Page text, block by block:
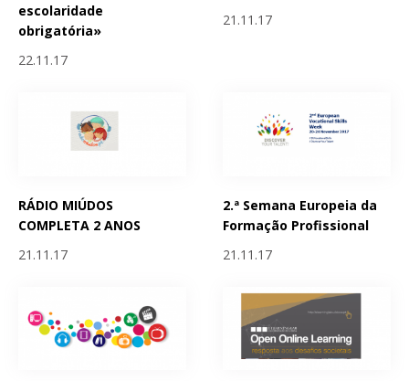
escolaridade
obrigatória»
22.11.17
21.11.17
RÁDIO MIÚDOS
COMPLETA 2 ANOS
21.11.17
2.ª Semana Europeia da
Formação Profissional
21.11.17